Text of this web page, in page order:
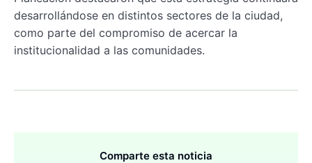
desarrollándose en distintos sectores de la ciudad,
como parte del compromiso de acercar la
institucionalidad a las comunidades.
Comparte esta noticia